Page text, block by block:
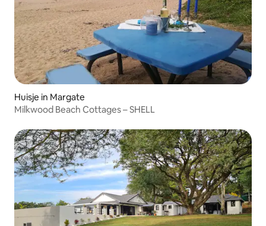
Huisje in Margate
Milkwood Beach Cottages – SHELL